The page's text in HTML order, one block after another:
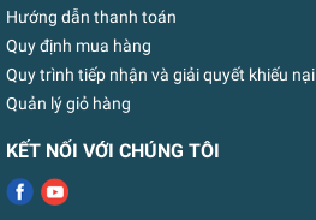
Hướng dẫn thanh toán
Quy định mua hàng
Quy trình tiếp nhận và giải quyết khiếu nại
Quản lý giỏ hàng
KẾT NỐI VỚI CHÚNG TÔI